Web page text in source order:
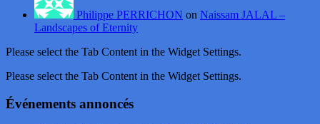
Philippe PERRICHON on Naissam JALAL –
Landscapes of Eternity
Please select the Tab Content in the Widget Settings.
Please select the Tab Content in the Widget Settings.
Événements annoncés